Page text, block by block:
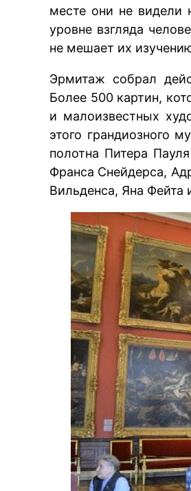
месте они не видели
уровне взгляда
не мешает их
Эрмитаж собрал
Более 500 картин,
и малоизвестных
этого грандиозного
полотна Питера
Франса Снейдерса,
Вильденса, Яна Фейта